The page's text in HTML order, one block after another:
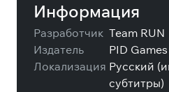
Информация
Разработчик Team RUN
Издатель
PID Games
Локализация Русский
субтитры)